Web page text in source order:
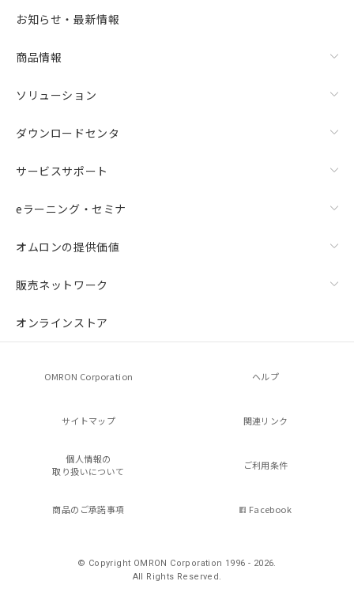
お知らせ・最新情報
商品情報
ソリューション
ダウンロードセンタ
サービスサポート
eラーニング・セミナ
オムロンの提供価値
販売ネットワーク
オンラインストア
OMRON Corporation ヘルプ
サイトマップ 関連リンク
個人情報の
取り扱いについて
ご利用条件
商品のご承諾事項 Facebook
© Copyright OMRON Corporation 1996 - 2026.
All Rights Reserved.